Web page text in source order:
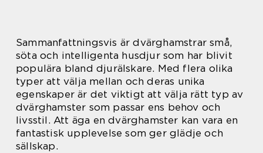
Sammanfattningsvis är dvärghamstrar små,
söta och intelligenta husdjur som har blivit
populära bland djurälskare. Med flera olika
typer att välja mellan och deras unika
egenskaper är det viktigt att välja rätt typ av
dvärghamster som passar ens behov och
livsstil. Att äga en dvärghamster kan vara en
fantastisk upplevelse som ger glädje och
sällskap.